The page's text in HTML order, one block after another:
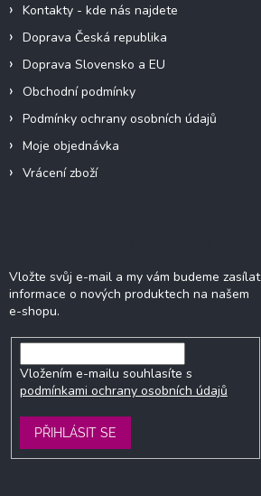
Kontakty - kde nás najdete
Doprava Česká republika
Doprava Slovensko a EU
Obchodní podmínky
Podmínky ochrany osobních údajů
Moje objednávka
Vrácení zboží
Vložte svůj e-mail a my vám budeme zasílat
informace o nových produktech na našem
e-shopu.
Vložením e-mailu souhlasíte s
podmínkami ochrany osobních údajů
PŘIHLÁSIT SE